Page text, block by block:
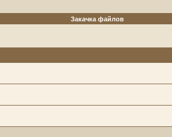
Закачка файлов